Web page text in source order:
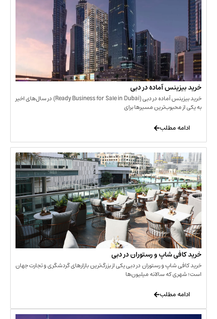
آماده در دبی
خرید بیزینس آماده در دبی (Ready Business for Sale in Dubai) در سال‌های اخیر
مسیرها برای
شاپ و رستوران در دبی
و رستوران در دبی یکی از بزرگ‌ترین بازارهای گردشگری و تجارت جهان
سالانه میلیون‌ها